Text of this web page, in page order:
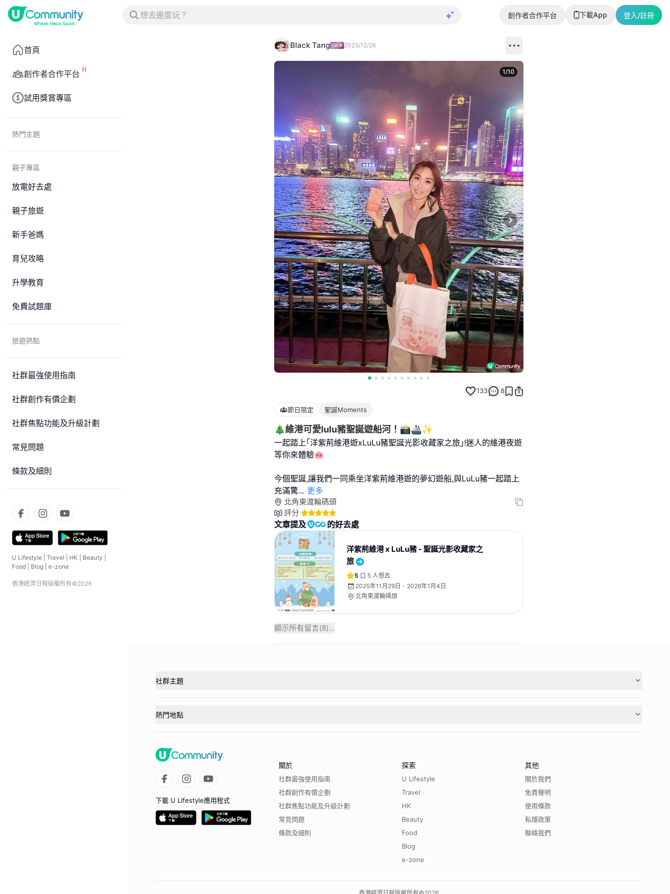
創作者合作平台 下載App 登入/註冊
首頁
創作者合作平台
試用獎賞專區
熱門主題
親子專區
放電好去處
親子旅遊
新手爸媽
育兒攻略
升學教育
免費試題庫
旅遊熱點
社群最強使用指南
社群創作有價企劃
社群焦點功能及升級計劃
常見問題
條款及細則
U Lifestyle Travel HK Beauty
Food
Blog e-zone
香港經濟日報版權所有©2026
Black Tang 2025/12/26
Next slide
1/10
133 8
節日限定 聖誕Moments
🎄維港可愛lulu豬聖誕遊船河！📸🚢✨
一起踏上｢洋紫荊維港遊xLuLu豬聖誕光影收藏家之旅｣!迷人的維港夜遊
等你來體驗🐽
今個聖誕,讓我們一同乘坐洋紫荊維港遊的夢幻遊船,與LuLu豬一起踏上
充滿驚... 更多
北角東渡輪碼頭
評分
文章提及 的好去處
洋紫荊維港 x LuLu豬 - 聖誕光影收藏家之
旅
5 5 人想去
2025年11月29日 - 2026年1月4日
北角東渡輪碼頭
顯示所有留言(8)...
社群主題
熱門地點
下載 U Lifestyle應用程式
關於
社群最強使用指南
社群創作有價企劃
社群焦點功能及升級計劃
常見問題
條款及細則
探索
U Lifestyle
Travel
HK
Beauty
Food
Blog
e-zone
其他
關於我們
免責聲明
使用條款
私隱政策
聯絡我們